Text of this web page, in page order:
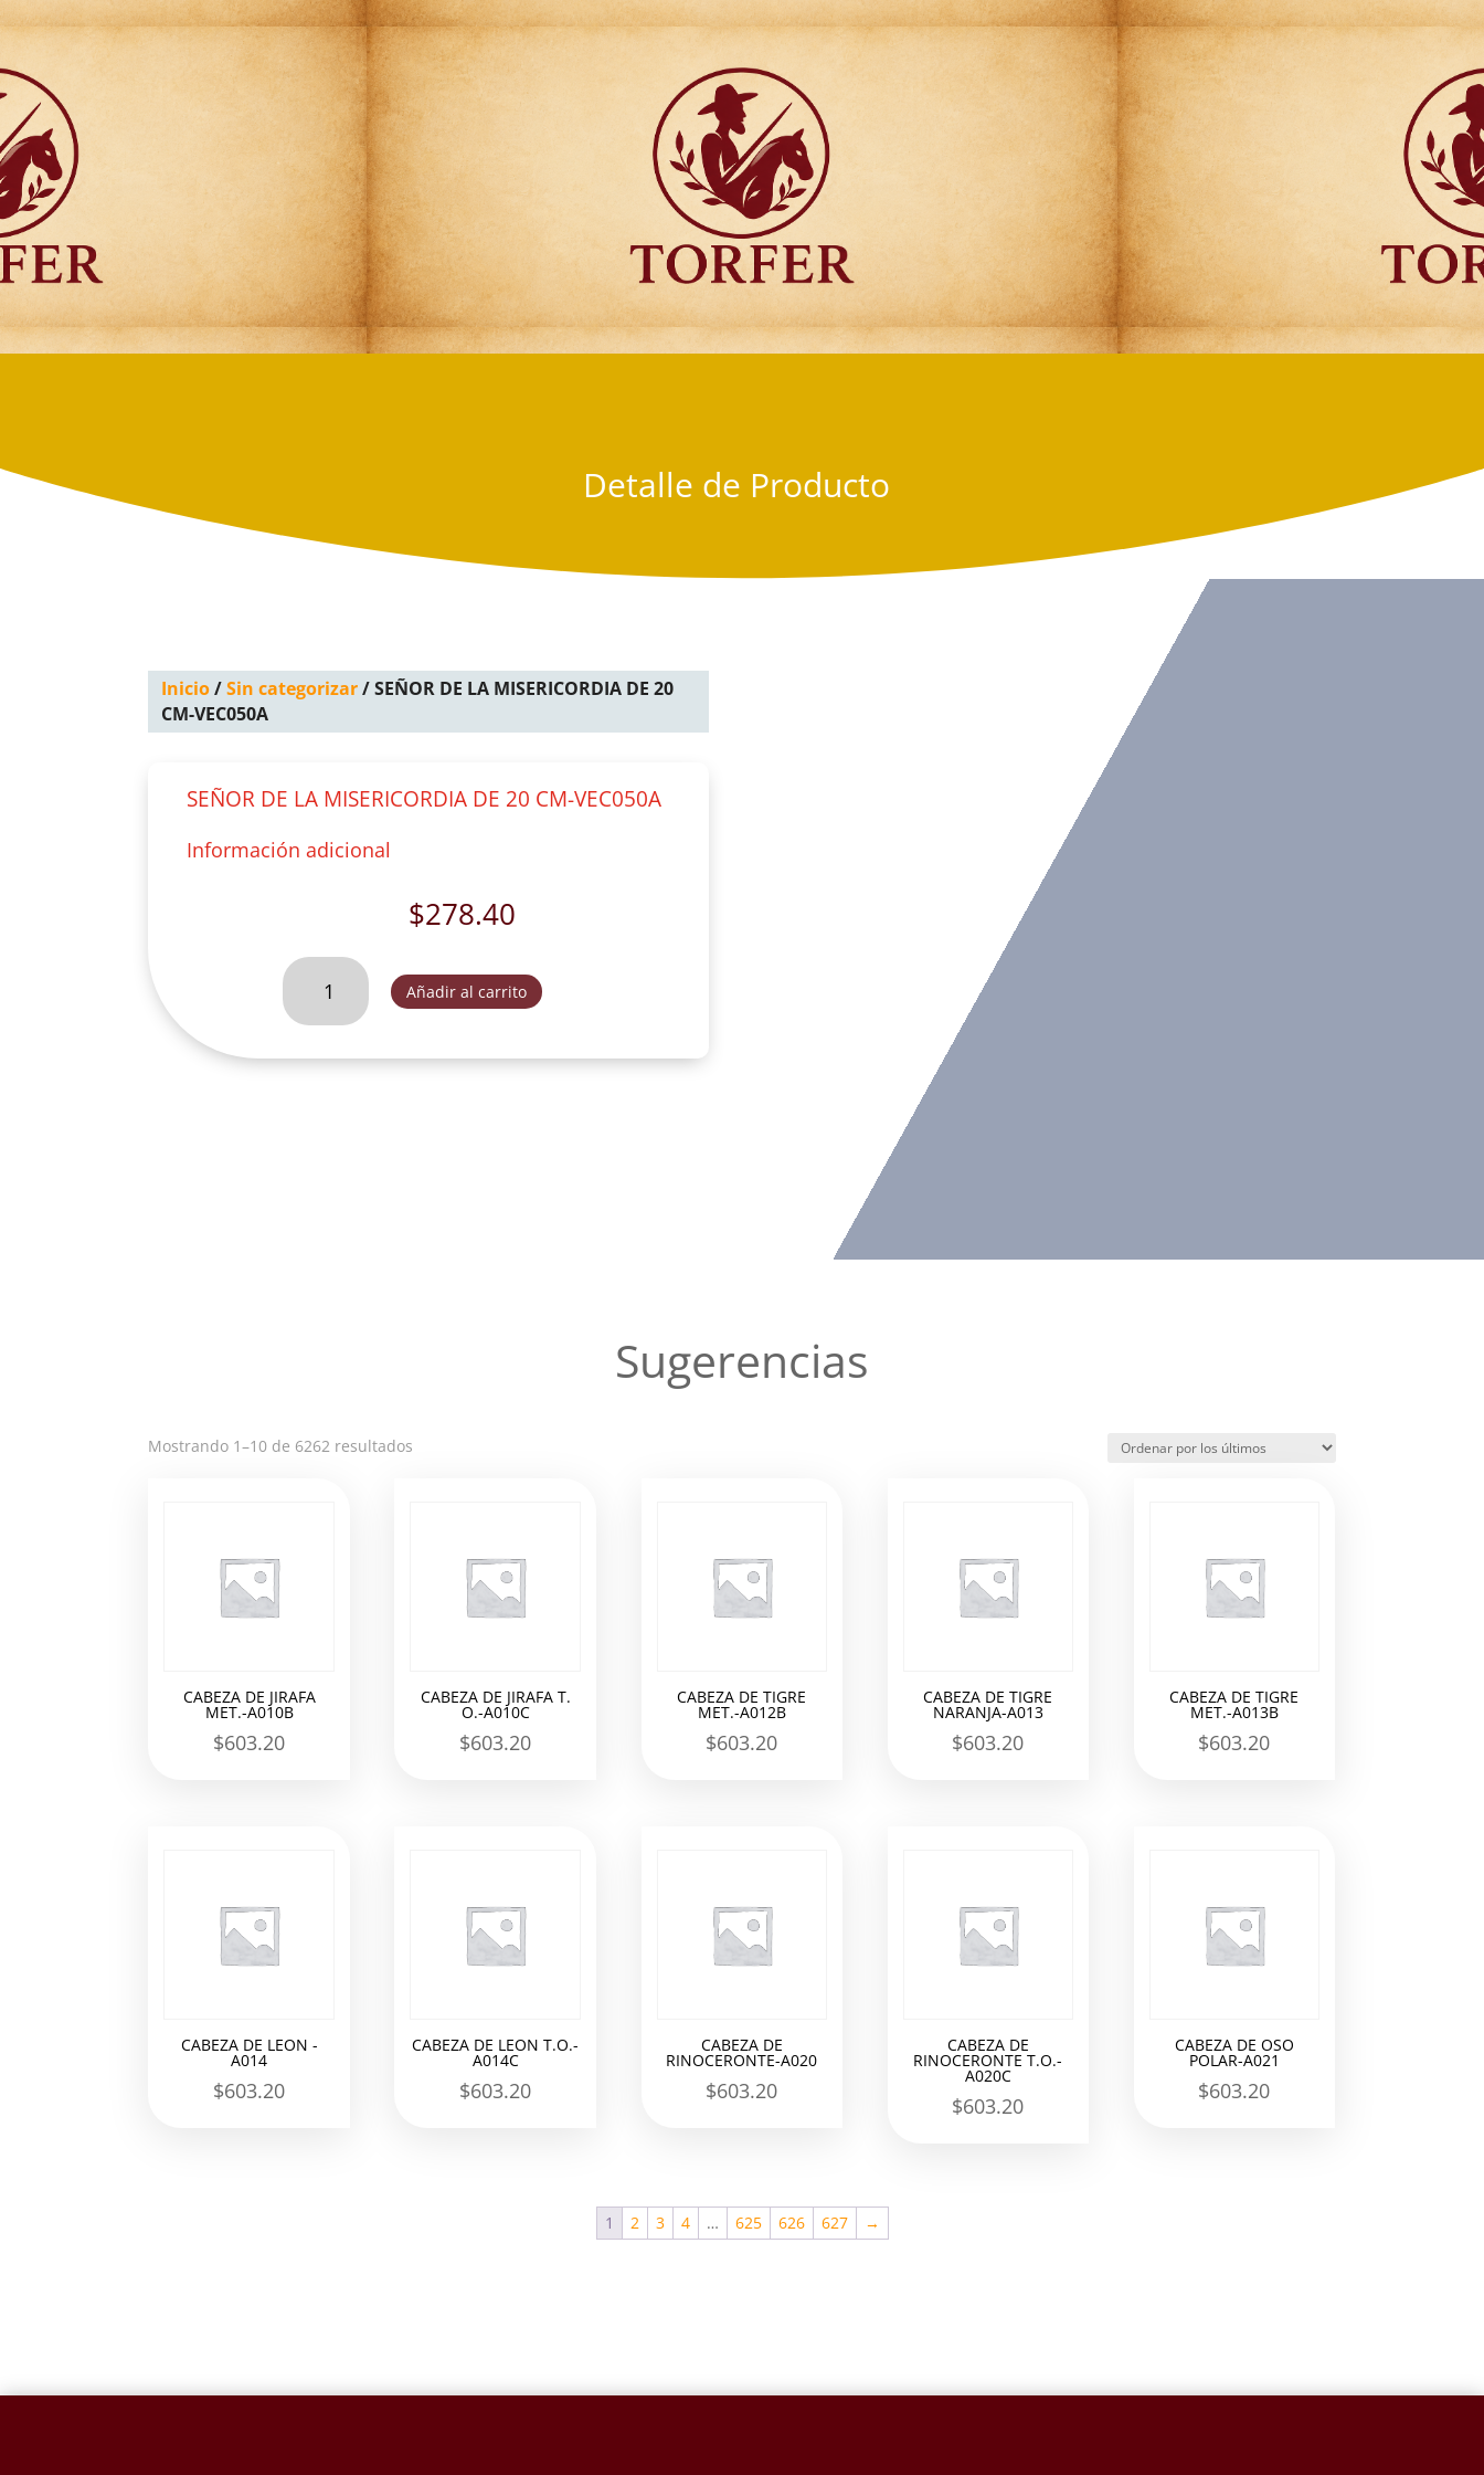
Articulos para Regalo Torfer.
Detalle de Producto
Inicio/Sin categorizar/ SEÑOR DE LA MISERICORDIA DE 20
CM-VEC050A
SEÑOR DE LA MISERICORDIA DE 20 CM-VEC050A
Información adicional
$278.40
SEÑOR
LA
Añadir al carrito
Sugerencias
Mostrando 1–10 de 6262 resultados
CABEZA DE JIRAFA
MET.-A010B
$603.20
CABEZA DE JIRAFA T.
O.-A010C
$603.20
CABEZA DE TIGRE
MET.-A012B
$603.20
CABEZA DE TIGRE
NARANJA-A013
$603.20
CABEZA DE TIGRE
MET.-A013B
$603.20
CABEZA DE LEON -
A014
$603.20
CABEZA DE LEON T.O.-
A014C
$603.20
CABEZA DE
RINOCERONTE-A020
$603.20
CABEZA DE
RINOCERONTE T.O.-
A020C
$603.20
CABEZA DE OSO
POLAR-A021
$603.20
1 2 3 4 … 625 626 627 →